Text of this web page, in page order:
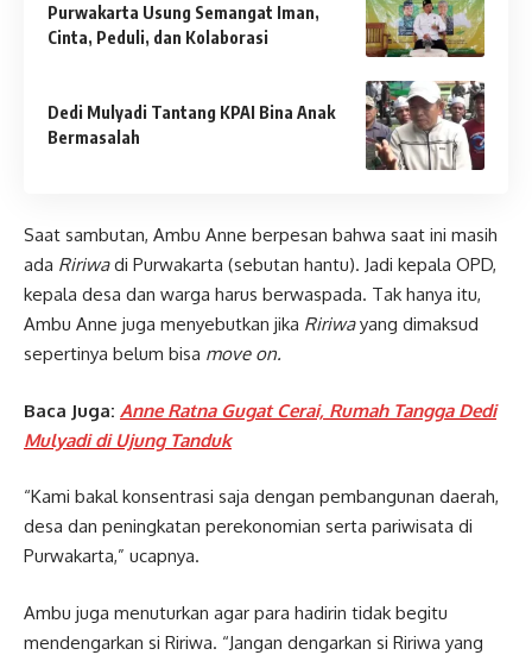
Purwakarta Usung Semangat Iman,
Cinta, Peduli, dan Kolaborasi
Dedi Mulyadi Tantang KPAI Bina Anak
Bermasalah
Saat sambutan, Ambu Anne berpesan bahwa saat ini masih
ada Ririwadi Purwakarta (sebutan hantu). Jadi kepala OPD,
kepala desa dan warga harus berwaspada. Tak hanya itu,
Ambu Anne juga menyebutkan jika Ririwayang dimaksud
sepertinya belum bisa move on.
Baca Juga: Anne Ratna Gugat Cerai, Rumah Tangga Dedi
Mulyadi di Ujung Tanduk
“Kami bakal konsentrasi saja dengan pembangunan daerah,
desa dan peningkatan perekonomian serta pariwisata di
Purwakarta,” ucapnya.
Ambu juga menuturkan agar para hadirin tidak begitu
mendengarkan si Ririwa. “Jangan dengarkan si Ririwa yang